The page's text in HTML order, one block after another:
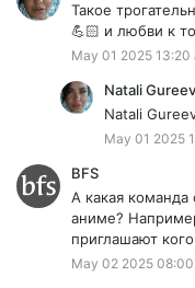
Такое
💪🏻 и любви к
May 01 2025 13:20
Natali
Natali
May 01 2025
BFS
А какая команда
аниме?
приглашают
May 02 2025 08:00